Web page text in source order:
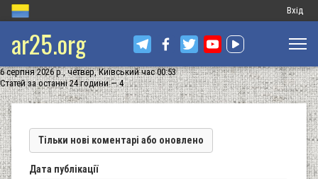
Меню
запису
Вхід
ar25.org
6 серпня 2026 р., четвер, Київський час 00:53
Статей за останні 24 години — 4
Тільки нові коментарі або оновлено
Дата публікації